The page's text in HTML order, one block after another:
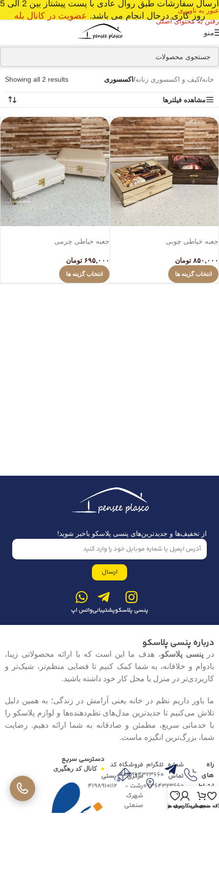
عبور به ناوبری
رفتن به محتوای اصلی
ارسال سفارشات طبق روال عادی با پست پیشتاز بین 2 الی 5
روز کاری درحال انجام می باشد. عضویت در کانال بله
منو
خانه/کیف و اکسسوری زنانه/اکسسوری Showing all 2 results
مشاهده فیلترها
جعبه خیاطی چوبی
۸۵۰,۰۰۰ تومان
انتخاب گزینه ها
جعبه خیاطی چرمی
۶۹۵,۰۰۰ تومان
انتخاب گزینه ها
از تخفیف‌ها و جدیدترین‌های پنسی پلاسکو باخبر شوید!
ارسال
پنسی پلاسکوپشتیبانیواتس اپ
درباره پنسی پلاسکو
درپنسی پلاسکو، هدف ما این است که با ارائه محصولاتی زیبا،
بادوام و خلاقانه، به شما کمک کنیم تا فضایی منظم‌تر، شیک‌تر و
کاربردی‌تر در منزل یا محل کار خود داشته باشید.
ما باور داریم نظم در خانه یعنی آرامش در زندگی؛ به همین دلیل
تلاش می‌کنیم تا جدیدترین مدل‌های نظم‌دهنده‌ها و لوازم پلاسکو را
با خدماتی سریع، مطمئن و صادقانه به شما ارائه دهیم. رضایت
شما، بزرگ‌ترین انگیزه ماست.
دسترسی سریع
کانال کد رهگیری
راه
های
ارتباطی
شماره
تماس
09364323660
تلگرام
09364323660
فروشگاه
مرکزی
رشت -
شهرک
صنعتی
کد
پستی
4198910112
مندی
سبد خرید
حساب کاربری من
دسته ها